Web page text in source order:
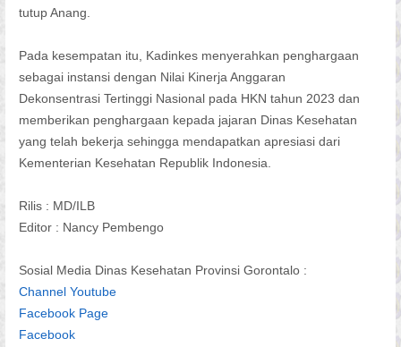
tutup Anang.
Pada kesempatan itu, Kadinkes menyerahkan penghargaan
sebagai instansi dengan Nilai Kinerja Anggaran
Dekonsentrasi Tertinggi Nasional pada HKN tahun 2023 dan
memberikan penghargaan kepada jajaran Dinas Kesehatan
yang telah bekerja sehingga mendapatkan apresiasi dari
Kementerian Kesehatan Republik Indonesia.
Rilis : MD/ILB
Editor : Nancy Pembengo
Sosial Media Dinas Kesehatan Provinsi Gorontalo :
Channel Youtube
Facebook Page
Facebook